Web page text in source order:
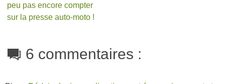
peu pas encore compter
sur la presse auto-moto !
6 commentaires :